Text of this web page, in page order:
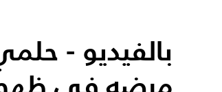
بالفيديو -